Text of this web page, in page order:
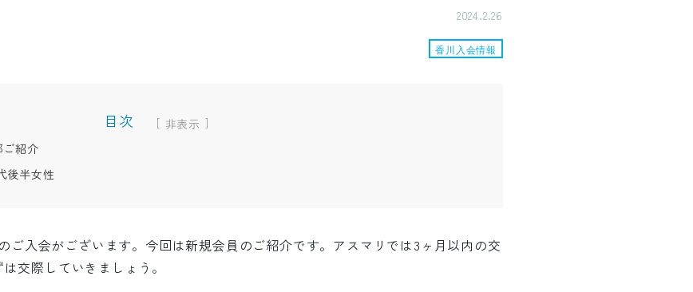
2024.2.26
香川入会情報
目次 [
]
紹介
後半女性
ご入会がございます。今回は新規会員のご紹介です。アスマリでは3ヶ月以内の交
交際していきましょう。